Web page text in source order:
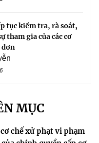
tục kiểm tra, rà soát,
tham gia của các cơ
đơn
MỤC
chế xử phạt vi phạm